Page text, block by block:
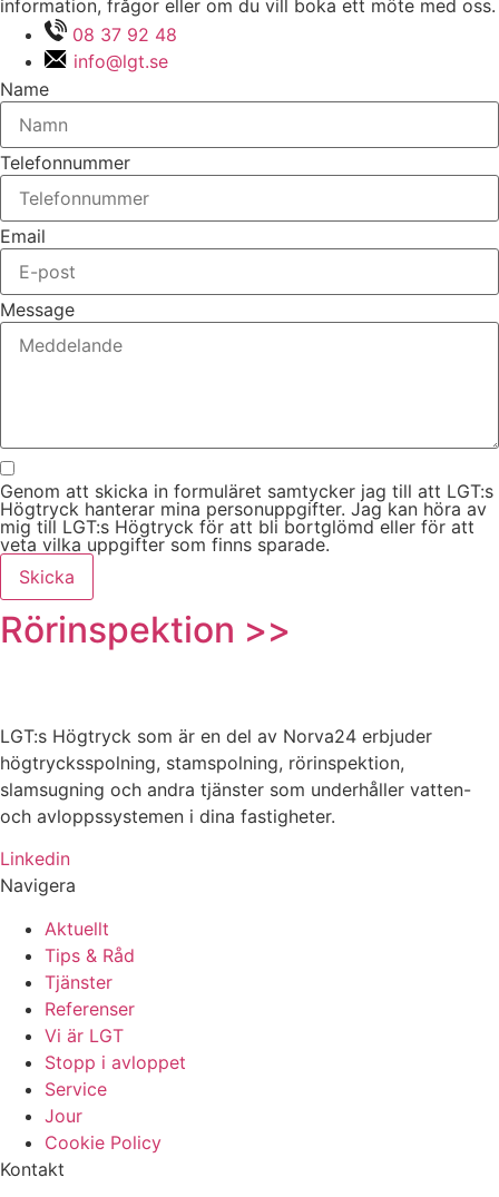
information, frågor eller om du vill boka ett möte med oss.
08 37 92 48
info@lgt.se
Name
Telefonnummer
Email
Message
Genom att skicka in formuläret samtycker jag till att LGT:s
Högtryck hanterar mina personuppgifter. Jag kan höra av
mig till LGT:s Högtryck för att bli bortglömd eller för att
veta vilka uppgifter som finns sparade.
Skicka
Rörinspektion >>
LGT:s Högtryck som är en del av Norva24 erbjuder
högtrycksspolning, stamspolning, rörinspektion,
slamsugning och andra tjänster som underhåller vatten-
och avloppssystemen i dina fastigheter.
Linkedin
Navigera
Aktuellt
Tips & Råd
Tjänster
Referenser
Vi är LGT
Stopp i avloppet
Service
Jour
Cookie Policy
Kontakt